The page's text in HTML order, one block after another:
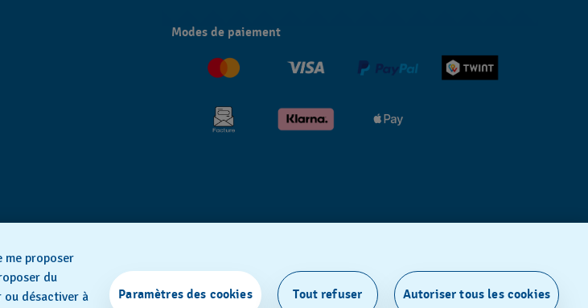
Modes de paiement
SWISS MADE
me proposer
du
désactiver à
Paramètres des cookies Tout refuser Autoriser tous les cookies